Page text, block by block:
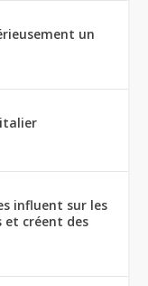
un
influent sur les
créent des